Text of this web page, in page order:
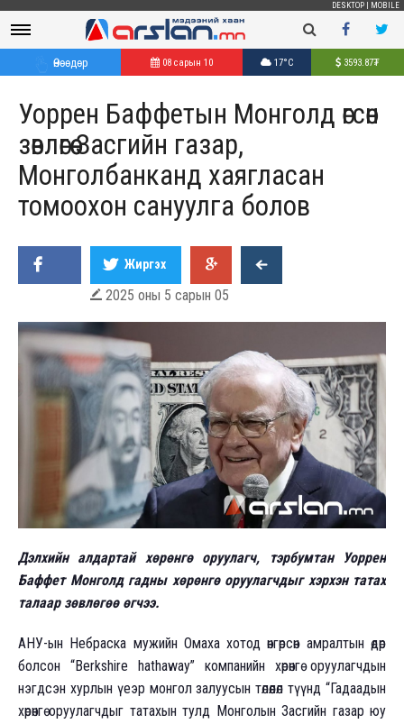
DESKTOP MOBILE
Өнөөдөр 08 сарын 10 17°C 3593.87₮
Уоррен Баффетын Монголд өгсөн
зөвлөгөө Засгийн газар,
Монголбанканд хаягласан
томоохон сануулга болов
Жиргэх
 2025 оны 5 сарын 05
Дэлхийн алдартай хөрөнгө оруулагч, тэрбумтан Уоррен
Баффет Монголд гадны хөрөнгө оруулагчдыг хэрхэн татах
талаар зөвлөгөө өгчээ.
АНУ-ын Небраска мужийн Омаха хотод өнгөрсөн амралтын өдөр
болсон “Berkshire hathaway” компанийн хөрөнгө оруулагчдын
нэгдсэн хурлын үеэр монгол залуусын төлөөлөл түүнд “Гадаадын
хөрөнгө оруулагчдыг татахын тулд Монголын Засгийн газар юу